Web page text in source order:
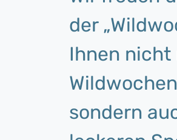
der
Ihnen nicht
sondern